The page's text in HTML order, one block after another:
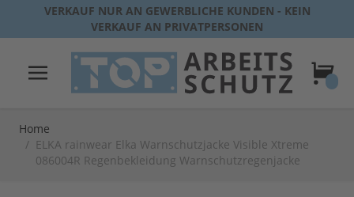
Direkt zum Inhalt
VERKAUF NUR AN GEWERBLICHE KUNDEN - KEIN
VERKAUF AN PRIVATPERSONEN
Home
/ ELKA rainwear Elka Warnschutzjacke Visible Xtreme
086004R Regenbekleidung Warnschutzregenjacke